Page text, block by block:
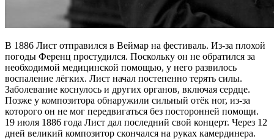
В 1886 Лист отправился в Веймар на фестиваль. Из-за плохой
погоды Ференц простудился. Поскольку он не обратился за
необходимой медицинской помощью, у него развилось
воспаление лёгких. Лист начал постепенно терять силы.
Заболевание коснулось и других органов, включая сердце.
Позже у композитора обнаружили сильный отёк ног, из-за
которого он не мог передвигаться без посторонней помощи.
19 июля 1886 года Лист дал последний свой концерт. Через 12
дней великий композитор скончался на руках камердинера.